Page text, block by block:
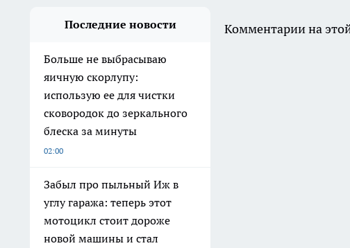
Последние новости
Больше не выбрасываю
яичную скорлупу:
использую ее для чистки
сковородок до зеркального
блеска за минуты
02:00
Забыл про пыльный Иж в
углу гаража: теперь этот
мотоцикл стоит дороже
новой машины и стал
Комментарии на